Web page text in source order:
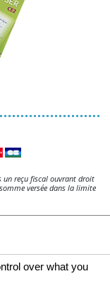
un reçu fiscal ouvrant droit
versée dans la limite
over what you